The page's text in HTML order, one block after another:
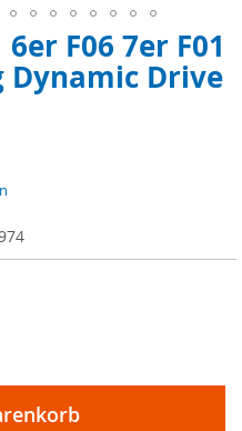
F06 7er F01
Dynamic Drive